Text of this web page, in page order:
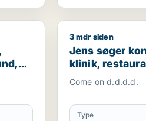
klinik, restaurant,
i
Jens søger
3 mdr siden
Jens søger
klinik,
Dragør
Come on d.d.d.d.
Type